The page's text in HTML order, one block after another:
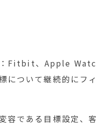
Fitbit、Apple
について継続的にフ
容である目標設定、